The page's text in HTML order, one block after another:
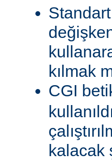
kılmak
CGI
kalacak